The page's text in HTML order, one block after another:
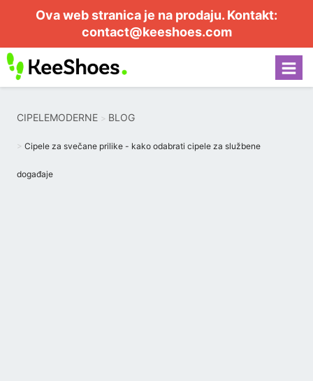
Ova web stranica je na prodaju. Kontakt:
contact@keeshoes.com
CIPELEMODERNE BLOG
Cipele za svečane prilike - kako odabrati cipele za službene
događaje